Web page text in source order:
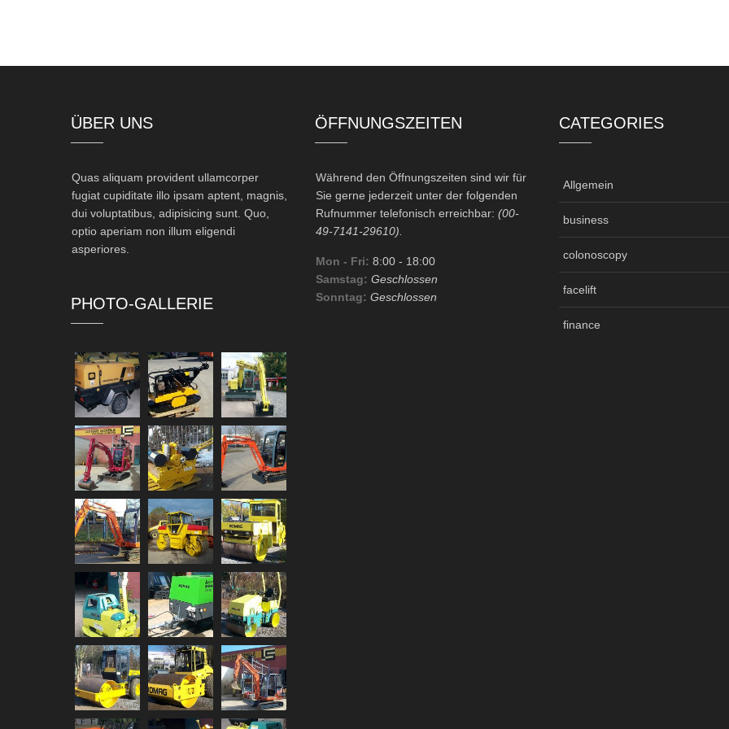
ÜBER UNS
Quas aliquam provident ullamcorper
fugiat cupiditate illo ipsam aptent, magnis,
dui voluptatibus, adipisicing sunt. Quo,
optio aperiam non illum eligendi
asperiores.
PHOTO-GALLERIE
ÖFFNUNGSZEITEN
Während den Öffnungszeiten sind wir für
Sie gerne jederzeit unter der folgenden
Rufnummer telefonisch erreichbar: (00-
49-7141-29610).
Mon - Fri: 8:00 - 18:00
Samstag: Geschlossen
Sonntag: Geschlossen
CATEGORIES
Allgemein
business
colonoscopy
facelift
finance